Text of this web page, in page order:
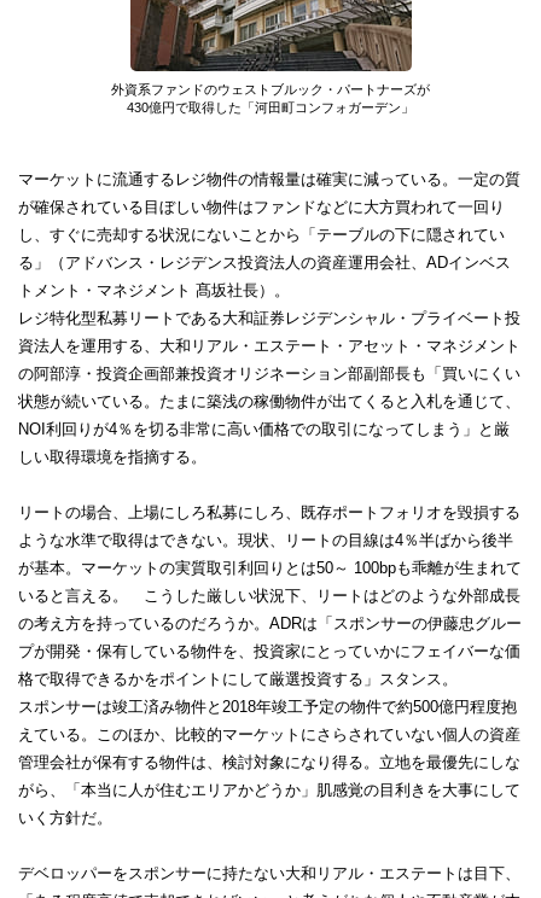
外資系ファンドのウェストブルック・パートナーズが
430億円で取得した「河田町コンフォガーデン」
マーケットに流通するレジ物件の情報量は確実に減っている。一定の質
が確保されている目ぼしい物件はファンドなどに大方買われて一回り
し、すぐに売却する状況にないことから「テーブルの下に隠されてい
る」（アドバンス・レジデンス投資法人の資産運用会社、ADインベス
トメント・マネジメント 髙坂社長）。
レジ特化型私募リートである大和証券レジデンシャル・プライベート投
資法人を運用する、大和リアル・エステート・アセット・マネジメント
の阿部淳・投資企画部兼投資オリジネーション部副部長も「買いにくい
状態が続いている。たまに築浅の稼働物件が出てくると入札を通じて、
NOI利回りが4％を切る非常に高い価格での取引になってしまう」と厳
しい取得環境を指摘する。
リートの場合、上場にしろ私募にしろ、既存ポートフォリオを毀損する
ような水準で取得はできない。現状、リートの目線は4％半ばから後半
が基本。マーケットの実質取引利回りとは50～ 100bpも乖離が生まれて
いると言える。 こうした厳しい状況下、リートはどのような外部成長
の考え方を持っているのだろうか。ADRは「スポンサーの伊藤忠グルー
プが開発・保有している物件を、投資家にとっていかにフェイバーな価
格で取得できるかをポイントにして厳選投資する」スタンス。
スポンサーは竣工済み物件と2018年竣工予定の物件で約500億円程度抱
えている。このほか、比較的マーケットにさらされていない個人の資産
管理会社が保有する物件は、検討対象になり得る。立地を最優先にしな
がら、「本当に人が住むエリアかどうか」肌感覚の目利きを大事にして
いく方針だ。
デベロッパーをスポンサーに持たない大和リアル・エステートは目下、